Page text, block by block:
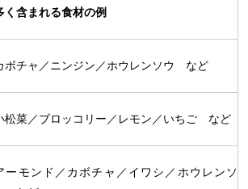
く含まれる食材の例
ボチャ／ニンジン／ホウレンソウ など
松菜／ブロッコリー／レモン／いちご など
ーモンド／カボチャ／イワシ／ホウレンソ